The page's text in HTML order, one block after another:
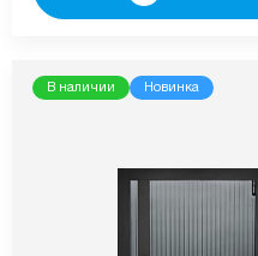
В наличии Новинка